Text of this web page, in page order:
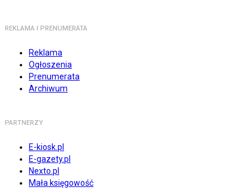
REKLAMA I PRENUMERATA
Reklama
Ogłoszenia
Prenumerata
Archiwum
PARTNERZY
E-kiosk.pl
E-gazety.pl
Nexto.pl
Mała księgowość